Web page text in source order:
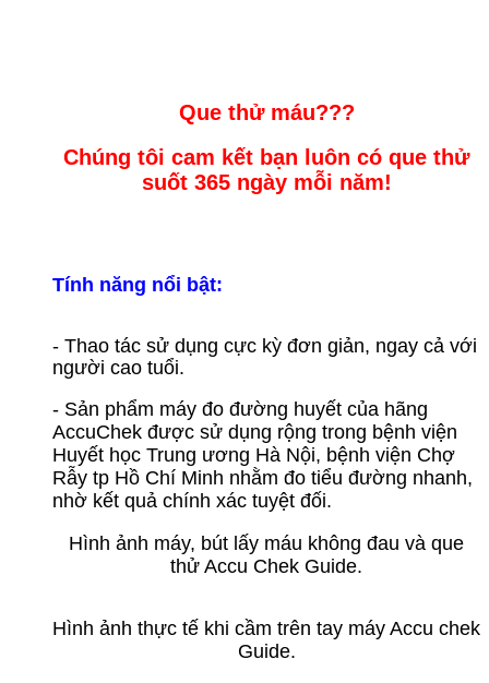
Que thử máu???
Chúng tôi cam kết bạn luôn có que thử
suốt 365 ngày mỗi năm!
Tính năng nổi bật:
- Thao tác sử dụng cực kỳ đơn giản, ngay cả với
người cao tuổi.
- Sản phẩm máy đo đường huyết của hãng
AccuChek được sử dụng rộng trong bệnh viện
Huyết học Trung ương Hà Nội, bệnh viện Chợ
Rẫy tp Hồ Chí Minh nhằm đo tiểu đường nhanh,
nhờ kết quả chính xác tuyệt đối.
Hình ảnh máy, bút lấy máu không đau và que
thử Accu Chek Guide.
Hình ảnh thực tế khi cầm trên tay máy Accu chek
Guide.